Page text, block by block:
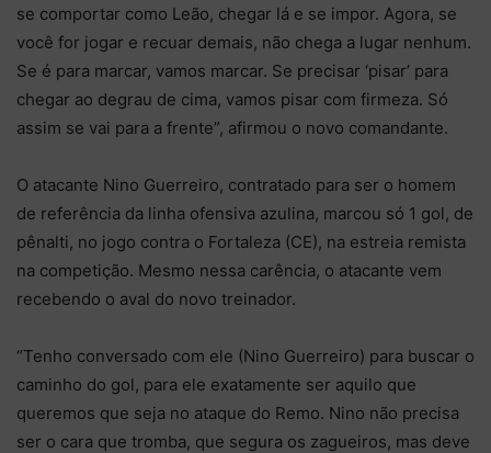
se comportar como Leão, chegar lá e se impor. Agora, se
você for jogar e recuar demais, não chega a lugar nenhum.
Se é para marcar, vamos marcar. Se precisar ‘pisar’ para
chegar ao degrau de cima, vamos pisar com firmeza. Só
assim se vai para a frente”, afirmou o novo comandante.
O atacante Nino Guerreiro, contratado para ser o homem
de referência da linha ofensiva azulina, marcou só 1 gol, de
pênalti, no jogo contra o Fortaleza (CE), na estreia remista
na competição. Mesmo nessa carência, o atacante vem
recebendo o aval do novo treinador.
“Tenho conversado com ele (Nino Guerreiro) para buscar o
caminho do gol, para ele exatamente ser aquilo que
queremos que seja no ataque do Remo. Nino não precisa
ser o cara que tromba, que segura os zagueiros, mas deve